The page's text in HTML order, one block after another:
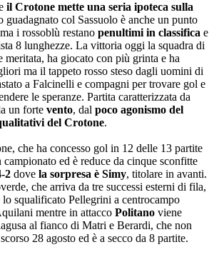
il Crotone mette una seria ipoteca sulla
guadagnato col Sassuolo è anche un punto
i rossoblù restano penultimi in classifica e
8 lunghezze. La vittoria oggi la squadra di
meritata, ha giocato con più grinta e ha
ma il tappeto rosso steso dagli uomini di
a Falcinelli e compagni per trovare gol e
le speranze. Partita caratterizzata da
un forte vento, dal poco agonismo del
del Crotone.
che ha concesso gol in 12 delle 13 partite
campionato ed è reduce da cinque sconfitte
2 dove la sorpresa è Simy, titolare in avanti.
che arriva da tre successi esterni di fila,
lo squalificato Pellegrini a centrocampo
mentre in attacco Politano viene
al fianco di Matri e Berardi, che non
28 agosto ed è a secco da 8 partite.